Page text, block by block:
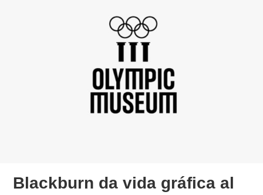
Blackburn da vida gráfica al